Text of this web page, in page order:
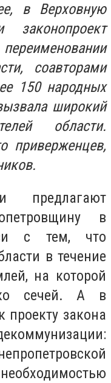
в Верховную
соавторами
150 народных
широкий
области.
приверженцев,
предлагают
в
с тем, что
в течение
на которой
сечей. А в
проекту закона